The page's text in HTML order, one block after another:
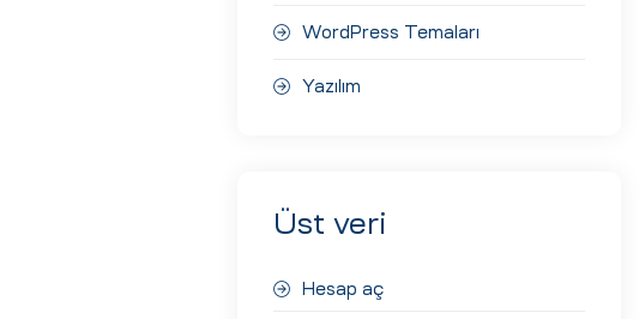
WordPress Temaları
Yazılım
Üst veri
Hesap aç